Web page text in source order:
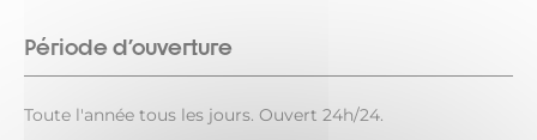
Période d'ouverture
Toute l'année tous les jours. Ouvert 24h/24.